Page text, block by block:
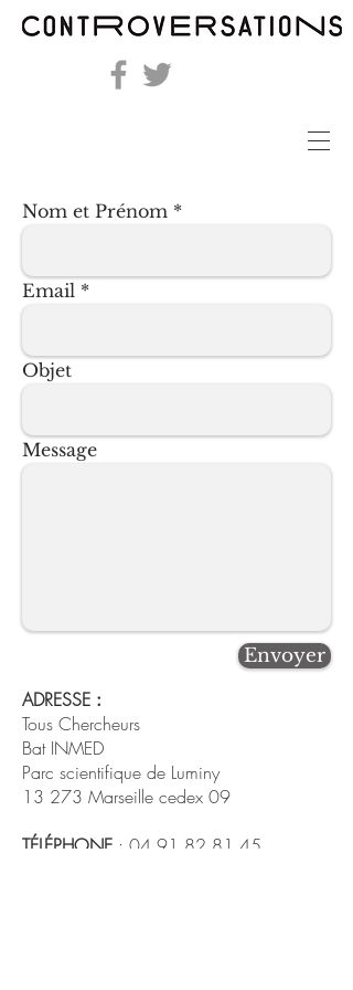
ADRESSE :
Tous Chercheurs
Bat INMED
Parc scientifique de Luminy
13 273 Marseille cedex 09
TÉLÉPHONE : 04 91 82 81 45
Nom et Prénom
Email
Objet
Message
Envoyer